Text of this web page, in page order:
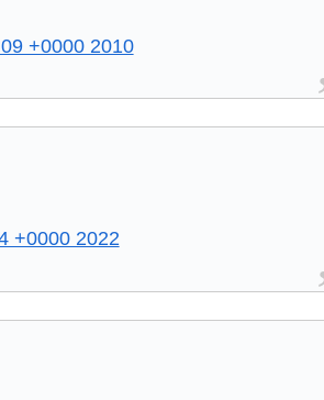
+0000 2010
+0000 2022